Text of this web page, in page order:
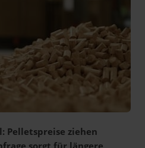
Pelletspreise ziehen